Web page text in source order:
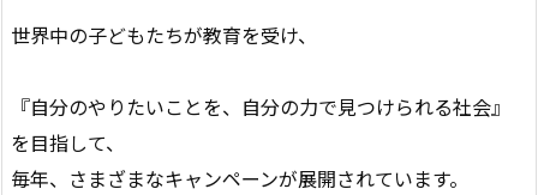
世界中の子どもたちが教育を受け、
『自分のやりたいことを、自分の力で見つけられる社会』
を目指して、
毎年、さまざまなキャンペーンが展開されています。